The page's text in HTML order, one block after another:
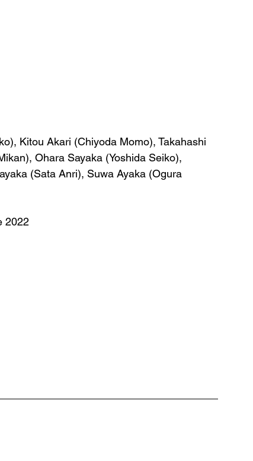
Kitou Akari (Chiyoda Momo), Takahashi
), Ohara Sayaka (Yoshida Seiko),
(Sata Anri), Suwa Ayaka (Ogura
2022